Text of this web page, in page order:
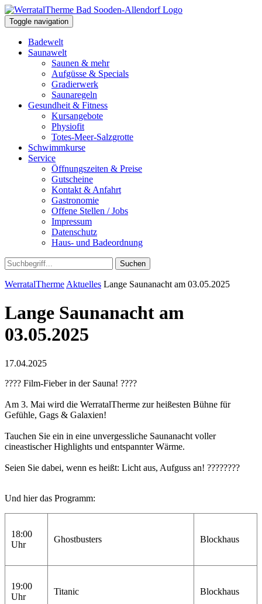
Toggle navigation
Badewelt
Saunawelt
Saunen & mehr
Aufgüsse & Specials
Gradierwerk
Saunaregeln
Gesundheit & Fitness
Kursangebote
Physiofit
Totes-Meer-Salzgrotte
Schwimmkurse
Service
Öffnungszeiten & Preise
Gutscheine
Kontakt & Anfahrt
Gastronomie
Offene Stellen / Jobs
Impressum
Datenschutz
Haus- und Badeordnung
Suchen
WerratalTherme Aktuelles Lange Saunanacht am 03.05.2025
Lange Saunanacht am
03.05.2025
17.04.2025
???? Film-Fieber in der Sauna! ????
Am 3. Mai wird die WerratalTherme zur heißesten Bühne für
Gefühle, Gags & Galaxien!
Tauchen Sie ein in eine unvergessliche Saunanacht voller
cineastischer Highlights und entspannter Wärme.
Seien Sie dabei, wenn es heißt: Licht aus, Aufguss an! ????????
Und hier das Programm:
18:00
Uhr
Ghostbusters Blockhaus
19:00
Uhr
Titanic Blockhaus